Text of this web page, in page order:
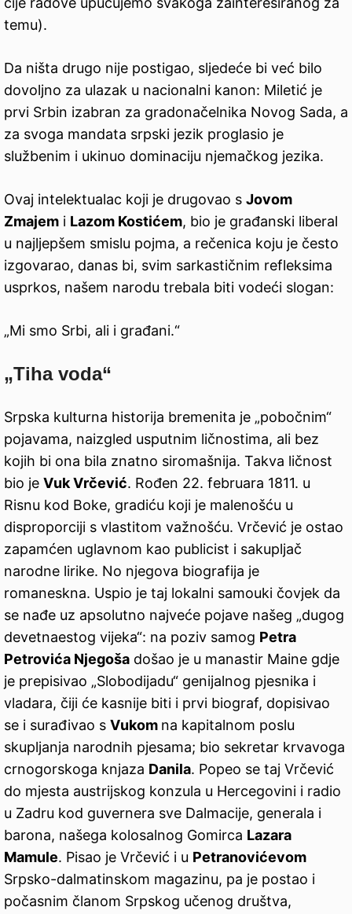
temu).
Da ništa drugo nije postigao, sljedeće bi već bilo
dovoljno za ulazak u nacionalni kanon: Miletić je
prvi Srbin izabran za gradonačelnika Novog Sada, a
za svoga mandata srpski jezik proglasio je
službenim i ukinuo dominaciju njemačkog jezika.
Ovaj intelektualac koji je drugovao s Jovom
Zmajem i Lazom Kostićem, bio je građanski liberal
u najljepšem smislu pojma, a rečenica koju je često
izgovarao, danas bi, svim sarkastičnim refleksima
usprkos, našem narodu trebala biti vodeći slogan:
„Mi smo Srbi, ali i građani.“
„Tiha voda“
Srpska kulturna historija bremenita je „pobočnim“
pojavama, naizgled usputnim ličnostima, ali bez
kojih bi ona bila znatno siromašnija. Takva ličnost
bio je Vuk Vrčević. Rođen 22. februara 1811. u
Risnu kod Boke, gradiću koji je malenošću u
disproporciji s vlastitom važnošću. Vrčević je ostao
zapamćen uglavnom kao publicist i sakupljač
narodne lirike. No njegova biografija je
romaneskna. Uspio je taj lokalni samouki čovjek da
se nađe uz apsolutno najveće pojave našeg „dugog
devetnaestog vijeka“: na poziv samog Petra
Petrovića Njegoša došao je u manastir Maine gdje
je prepisivao „Slobodijadu“ genijalnog pjesnika i
vladara, čiji će kasnije biti i prvi biograf, dopisivao
se i surađivao s Vukom na kapitalnom poslu
skupljanja narodnih pjesama; bio sekretar krvavoga
crnogorskoga knjaza Danila. Popeo se taj Vrčević
do mjesta austrijskog konzula u Hercegovini i radio
u Zadru kod guvernera sve Dalmacije, generala i
barona, našega kolosalnog Gomirca Lazara
Mamule. Pisao je Vrčević i u Petranovićevom
Srpsko-dalmatinskom magazinu, pa je postao i
počasnim članom Srpskog učenog društva,